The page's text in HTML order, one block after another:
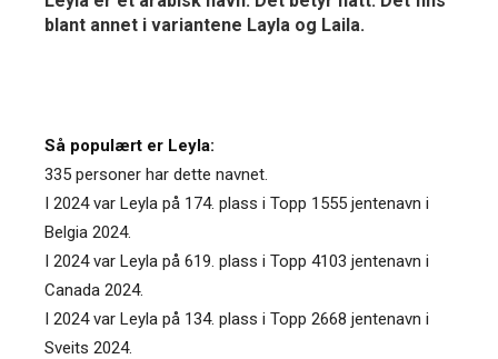
blant annet i variantene Layla og Laila.
Så populært er Leyla:
335 personer har dette navnet.
I 2024 var Leyla på 174. plass i Topp 1555 jentenavn i
Belgia 2024.
I 2024 var Leyla på 619. plass i Topp 4103 jentenavn i
Canada 2024.
I 2024 var Leyla på 134. plass i Topp 2668 jentenavn i
Sveits 2024.